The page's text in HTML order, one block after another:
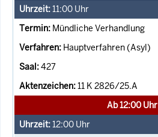
11:00 Uhr
Mündliche Verhandlung
Hauptverfahren (Asyl)
427
11 K 2826/25.A
Ab 12:00 Uhr
12:00 Uhr